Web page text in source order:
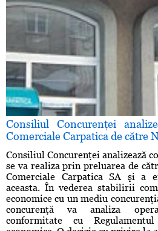
Consiliul Concurenţei
Comerciale Carpatica de către
Consiliul Concurenţei analizează
se va realiza prin preluarea de
Comerciale Carpatica SA şi a
aceasta. În vederea stabilirii
economice cu un mediu
concurenţă va analiza
conformitate cu